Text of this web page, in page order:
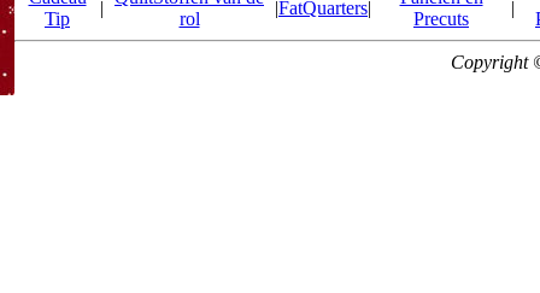
Tip
|
rol
|FatQuarters|
Precuts
|
Copyright